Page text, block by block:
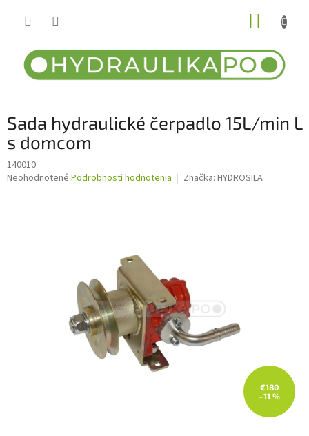
Sada hydraulické čerpadlo 15L/min L
s domcom
140010
Priemerné
Neohodnotené Podrobnosti hodnotenia Značka: HYDROSILA
€180
–11 %